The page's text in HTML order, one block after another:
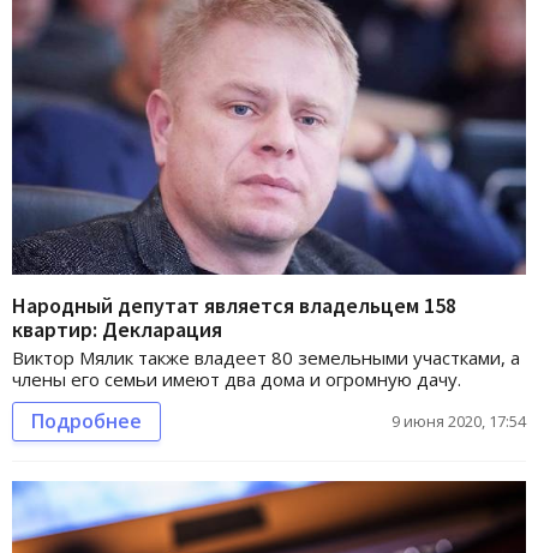
Народный депутат является владельцем 158
квартир: Декларация
Виктор Мялик также владеет 80 земельными участками, а
члены его семьи имеют два дома и огромную дачу.
Подробнее 9 июня 2020, 17:54